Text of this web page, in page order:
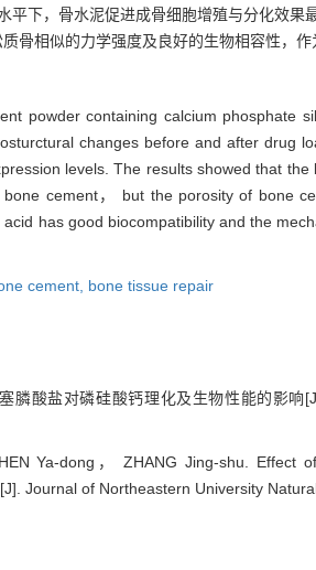
下，骨水泥促进成骨细胞增殖与分化效
骨相似的力学强度及良好的生物相容性，
powder containing calcium phosphate
changes before and after drug
levels. The results showed that
cement， but the porosity of bone
has good biocompatibility and the
cement, bone tissue repair
膦酸盐对磷硅酸钙理化及生物性能的影响
Ya-dong， ZHANG Jing-shu. Effect
Journal of Northeastern University